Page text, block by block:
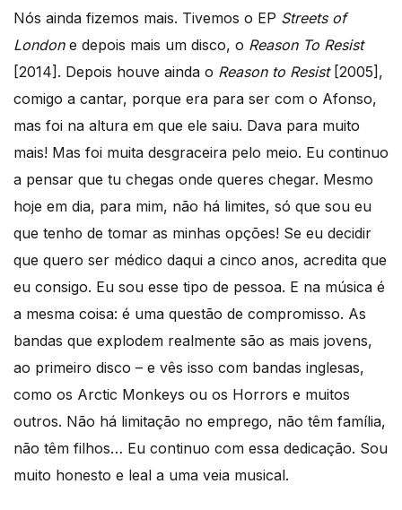
Nós ainda fizemos mais. Tivemos o EP Streets of
Londone depois mais um disco, o Reason To Resist
[2014]. Depois houve ainda o Reason to Resist [2005],
comigo a cantar, porque era para ser com o Afonso,
mas foi na altura em que ele saiu. Dava para muito
mais! Mas foi muita desgraceira pelo meio. Eu continuo
a pensar que tu chegas onde queres chegar. Mesmo
hoje em dia, para mim, não há limites, só que sou eu
que tenho de tomar as minhas opções! Se eu decidir
que quero ser médico daqui a cinco anos, acredita que
eu consigo. Eu sou esse tipo de pessoa. E na música é
a mesma coisa: é uma questão de compromisso. As
bandas que explodem realmente são as mais jovens,
ao primeiro disco – e vês isso com bandas inglesas,
como os Arctic Monkeys ou os Horrors e muitos
outros. Não há limitação no emprego, não têm família,
não têm filhos… Eu continuo com essa dedicação. Sou
muito honesto e leal a uma veia musical.